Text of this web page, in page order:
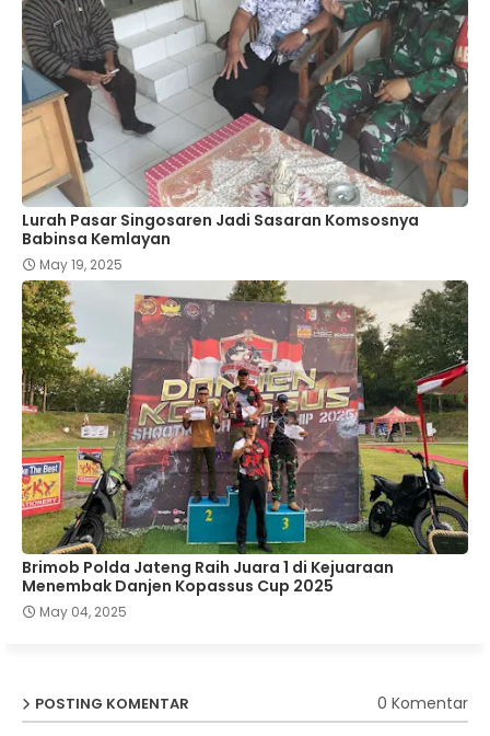
Lurah Pasar Singosaren Jadi Sasaran Komsosnya
Babinsa Kemlayan
May 19, 2025
Brimob Polda Jateng Raih Juara 1 di Kejuaraan
Menembak Danjen Kopassus Cup 2025
May 04, 2025
POSTING KOMENTAR 0 Komentar